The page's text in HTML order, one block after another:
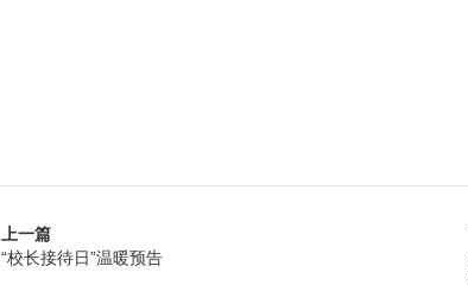
上一篇
“校长接待日”温暖预告